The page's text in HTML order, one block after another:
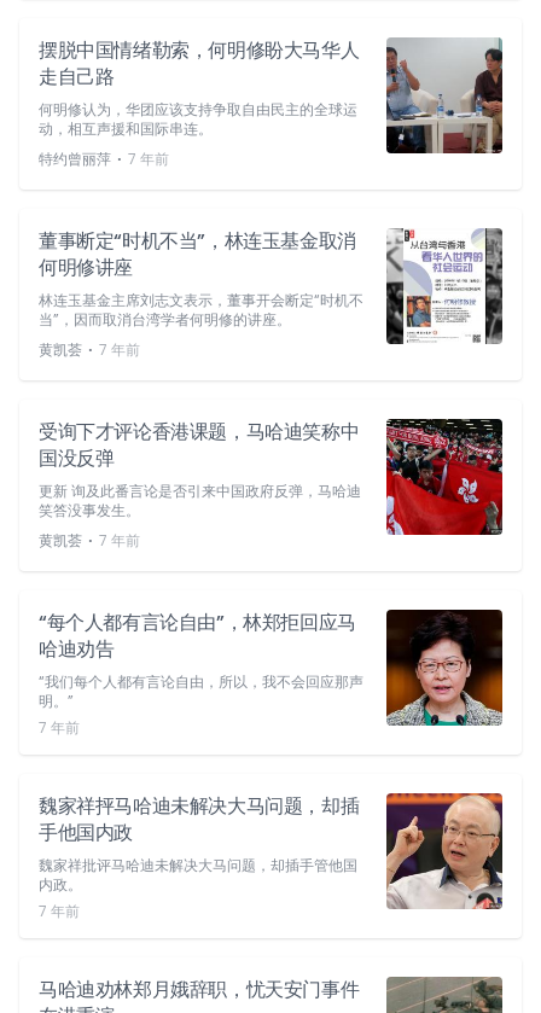
摆脱中国情绪勒索，何明修盼大马华人
走自己路
何明修认为，华团应该支持争取自由民主的全球运
动，相互声援和国际串连。
特约曾丽萍 ⋅ 7 年前
董事断定“时机不当”，林连玉基金取消
何明修讲座
林连玉基金主席刘志文表示，董事开会断定“时机不
当”，因而取消台湾学者何明修的讲座。
黄凯荟 ⋅ 7 年前
受询下才评论香港课题，马哈迪笑称中
国没反弹
更新 询及此番言论是否引来中国政府反弹，马哈迪
笑答没事发生。
黄凯荟 ⋅ 7 年前
“每个人都有言论自由”，林郑拒回应马
哈迪劝告
“我们每个人都有言论自由，所以，我不会回应那声
明。”
7 年前
魏家祥抨马哈迪未解决大马问题，却插
手他国内政
魏家祥批评马哈迪未解决大马问题，却插手管他国
内政。
7 年前
马哈迪劝林郑月娥辞职，忧天安门事件